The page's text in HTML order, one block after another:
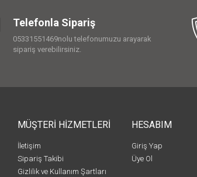
Telefonla Sipariş
05331551469nolu telefonumuzu arayarak
sipariş verebilirsiniz.
MÜŞTERİ HİZMETLERİ
İletişim
Sipariş Takibi
Gizlilik ve Kullanım Şartları
HESABIM
Giriş Yap
Üye Ol